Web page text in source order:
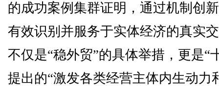
的成功案例集群证明，通过机制创
有效识别并服务于实体经济的真实
不仅是“稳外贸”的具体举措，更是“
提出的“激发各类经营主体内生动力